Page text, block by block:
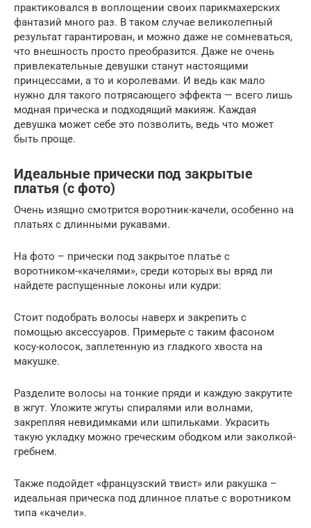
практиковался в воплощении своих парикмахерских
фантазий много раз. В таком случае великолепный
результат гарантирован, и можно даже не сомневаться,
что внешность просто преобразится. Даже не очень
привлекательные девушки станут настоящими
принцессами, а то и королевами. И ведь как мало
нужно для такого потрясающего эффекта — всего лишь
модная прическа и подходящий макияж. Каждая
девушка может себе это позволить, ведь что может
быть проще.
Идеальные прически под закрытые
платья (с фото)
Очень изящно смотрится воротник-качели, особенно на
платьях с длинными рукавами.
На фото – прически под закрытое платье с
воротником-«качелями», среди которых вы вряд ли
найдете распущенные локоны или кудри:
Стоит подобрать волосы наверх и закрепить с
помощью аксессуаров. Примерьте с таким фасоном
косу-колосок, заплетенную из гладкого хвоста на
макушке.
Разделите волосы на тонкие пряди и каждую закрутите
в жгут. Уложите жгуты спиралями или волнами,
закрепляя невидимками или шпильками. Украсить
такую укладку можно греческим ободком или заколкой-
гребнем.
Также подойдет «французский твист» или ракушка –
идеальная прическа под длинное платье с воротником
типа «качели».